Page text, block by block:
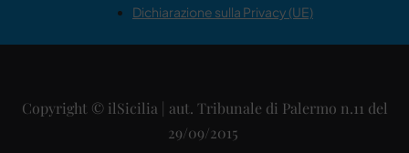
Dichiarazione sulla Privacy (UE)
Copyright © ilSicilia | aut. Tribunale di Palermo n.11 del
29/09/2015